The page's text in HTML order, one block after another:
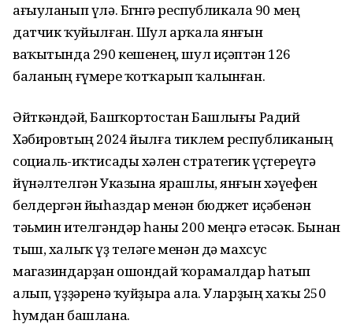
ағыуланып үлә. Бөгөнгә республикала 90 мең
датчик ҡуйылған. Шул арҡала янғын
ваҡытында 290 кешенең, шул иҫәптән 126
баланың ғүмере ҡотҡарып ҡалынған.
Әйткәндәй, Башҡортостан Башлығы Радий
Хәбировтың 2024 йылға тиклем республиканың
социаль-иҡтисады хәлен стратегик үҫтереүгә
йүнәлтелгән Указына ярашлы, янғын хәүефен
белдергән йыһаздар менән бюджет иҫәбенән
тәьмин ителгәндәр һаны 200 меңгә етәсәк. Бынан
тыш, халыҡ үҙ теләге менән дә махсус
магазиндарҙан ошондай ҡорамалдар һатып
алып, үҙҙәренә ҡуйҙыра ала. Уларҙың хаҡы 250
һумдан башлана.